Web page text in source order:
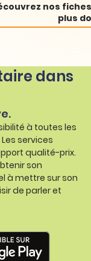
nos
plus
dans
à toutes les
services
qualité-prix.
son
à mettre sur son
de parler et